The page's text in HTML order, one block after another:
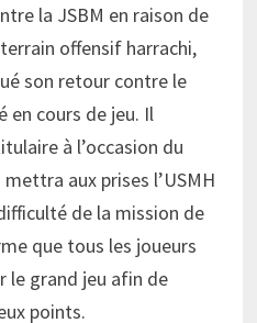
la JSBM en raison de
offensif harrachi,
son retour contre le
en cours de jeu. Il
à l’occasion du
aux prises l’USMH
de la mission de
que tous les joueurs
le grand jeu afin de
points.